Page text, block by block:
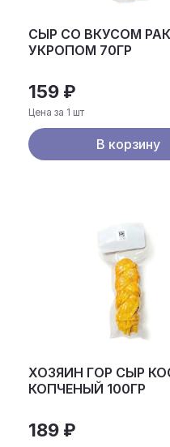
СЫР СО ВКУСОМ
УКРОПОМ 70ГР
159 ₽
Цена за 1 шт
В корзину
ХОЗЯИН ГОР СЫР
КОПЧЕНЫЙ 100ГР
189 ₽